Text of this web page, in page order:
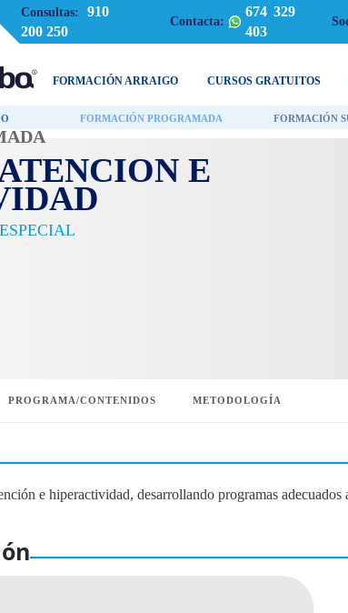
Consultas:
910
200 250
Contacta:
674 329
403
FORMACIÓN ARRAIGO CURSOS GRATUITOS
FORMACIÓN PROGRAMADA FORMACIÓN
E
PROGRAMA/CONTENIDOS METODOLOGÍA
e hiperactividad, desarrollando programas adecuados